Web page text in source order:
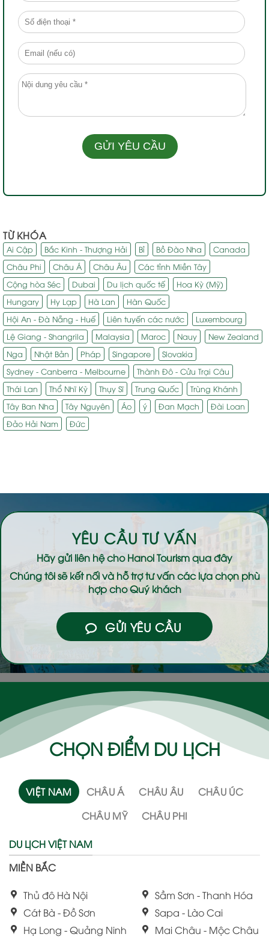
TỪ KHÓA
Ai Cập Bắc Kinh - Thượng Hải Bỉ Bồ Đào Nha
Canada
Châu Phi
Châu Á Châu Âu
Các tỉnh Miền Tây
Cộng hòa Séc
Dubai Du lịch quốc tế
Hoa Kỳ (Mỹ)
Hungary
Hy Lạp Hà Lan
Hàn Quốc
Hội An - Đà Nẵng - Huế
Liên tuyến các nước
Luxembourg
Lệ Giang - Shangrila
Malaysia Maroc Nauy
New Zealand
Nga
Nhật Bản Pháp Singapore
Slovakia
Sydney - Canberra - Melbourne
Thành Đô - Cửu Trại Câu
Thái Lan
Thổ Nhĩ Kỳ Thụy Sĩ Trung Quốc
Trùng Khánh
Tây Ban Nha
Tây Nguyên Áo ý Đan Mạch
Đài Loan
Đảo Hải Nam
Đức
YÊU CẦU TƯ VẤN
Hãy gửi liên hệ choHanoi Tourismqua đây
Chúng tôi sẽ kết nối và hỗ trợ tư vấn các lựa chọn phù
hợp cho Quý khách
GỬI YÊU CẦU
CHỌN ĐIỂM DU LỊCH
VIỆT NAM CHÂU Á CHÂU ÂU
CHÂU ÚC
CHÂU MỸ
CHÂU PHI
DU LỊCH VIỆT NAM
MIỀN BẮC
Thủ đô Hà Nội
Cát Bà - Đồ Sơn
Hạ Long - Quảng Ninh
Sầm Sơn - Thanh Hóa
Sapa - Lào Cai
Mai Châu - Mộc Châu